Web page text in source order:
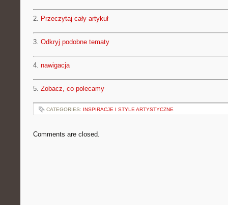
2. Przeczytaj cały artykuł
3. Odkryj podobne tematy
4. nawigacja
5. Zobacz, co polecamy
CATEGORIES: INSPIRACJE I STYLE ARTYSTYCZNE
Comments are closed.